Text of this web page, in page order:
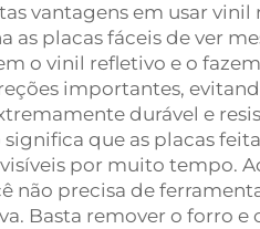
vantagens em usar
as placas fáceis de ver
o vinil refletivo e o
importantes,
durável e
significa que as placas
por muito tempo.
não precisa de
Basta remover o forro